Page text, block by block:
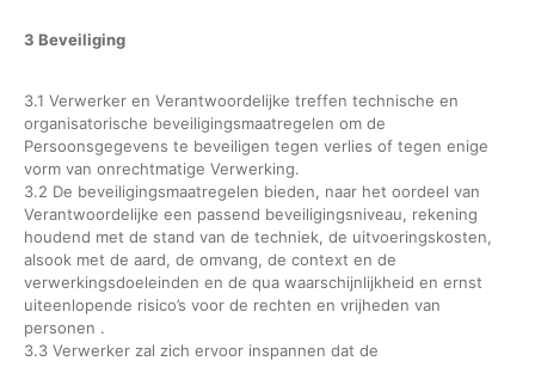
3 Beveiliging
3.1 Verwerker en Verantwoordelijke treffen technische en
organisatorische beveiligingsmaatregelen om de
Persoonsgegevens te beveiligen tegen verlies of tegen enige
vorm van onrechtmatige Verwerking.
3.2 De beveiligingsmaatregelen bieden, naar het oordeel van
Verantwoordelijke een passend beveiligingsniveau, rekening
houdend met de stand van de techniek, de uitvoeringskosten,
alsook met de aard, de omvang, de context en de
verwerkingsdoeleinden en de qua waarschijnlijkheid en ernst
uiteenlopende risico’s voor de rechten en vrijheden van
personen .
3.3 Verwerker zal zich ervoor inspannen dat de